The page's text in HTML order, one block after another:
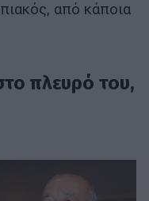
από κάποια
πλευρό του,